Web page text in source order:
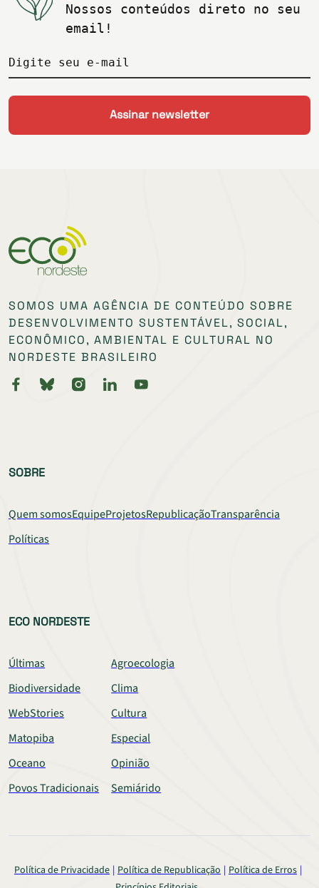
Nossos conteúdos direto no seu
email!
Digite seu e-mail
SOMOS UMA AGÊNCIA DE CONTEÚDO SOBRE
DESENVOLVIMENTO SUSTENTÁVEL, SOCIAL,
ECONÔMICO, AMBIENTAL E CULTURAL NO
NORDESTE BRASILEIRO
SOBRE
Quem somosEquipeProjetosRepublicaçãoTransparência
Políticas
ECO NORDESTE
Últimas
Agroecologia
Biodiversidade
Clima
WebStories
Cultura
Matopiba
Especial
Oceano
Opinião
Povos Tradicionais
Semiárido
Política de Privacidade Política de Republicação
Política de Erros